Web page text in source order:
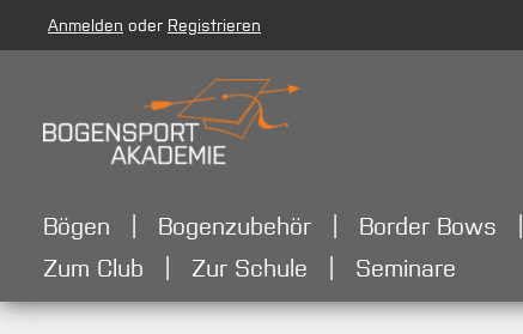
Hauptinhalt springen
Zur Suche springen
Zur Hauptnavigation springen
Anmelden oder Registrieren
Bögen Bogenzubehör Border Bows
Zum Club
Zur Schule Seminare